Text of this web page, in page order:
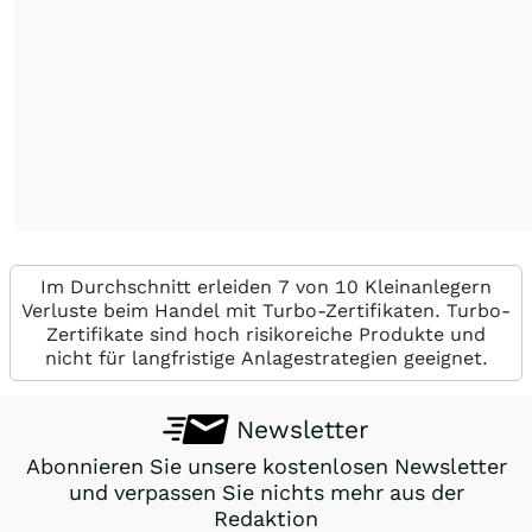
Im Durchschnitt erleiden 7 von 10 Kleinanlegern
Verluste beim Handel mit Turbo-Zertifikaten. Turbo-
Zertifikate sind hoch risikoreiche Produkte und
nicht für langfristige Anlagestrategien geeignet.
Newsletter
Abonnieren Sie unsere kostenlosen Newsletter
und verpassen Sie nichts mehr aus der
Redaktion